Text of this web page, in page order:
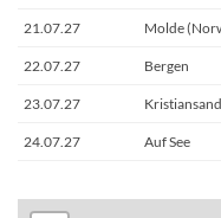
21.07.27 Molde
22.07.27 Bergen
23.07.27 Kristiansand
24.07.27 Auf See